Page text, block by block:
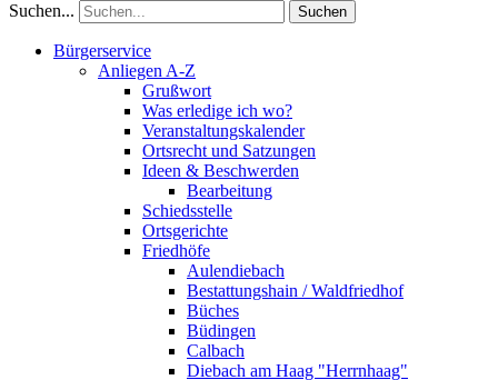
Suchen...
Suchen
Bürgerservice
Anliegen A-Z
Grußwort
Was erledige ich wo?
Veranstaltungskalender
Ortsrecht und Satzungen
Ideen & Beschwerden
Bearbeitung
Schiedsstelle
Ortsgerichte
Friedhöfe
Aulendiebach
Bestattungshain / Waldfriedhof
Büches
Büdingen
Calbach
Diebach am Haag "Herrnhaag"